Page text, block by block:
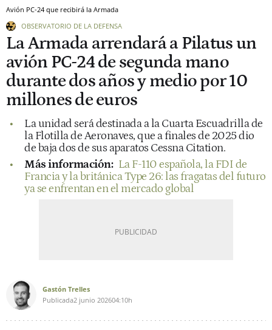
Avión PC-24 que recibirá la Armada
OBSERVATORIO DE LA DEFENSA
La Armada arrendará a Pilatus un
avión PC-24 de segunda mano
durante dos años y medio por 10
millones de euros
La unidad será destinada a la Cuarta Escuadrilla de
la Flotilla de Aeronaves, que a finales de 2025 dio
de baja dos de sus aparatos Cessna Citation.
Más información: La F-110 española, la FDI de
Francia y la británica Type 26: las fragatas del futuro
ya se enfrentan en el mercado global
Gastón Trelles
Publicada2 junio 202604:10h